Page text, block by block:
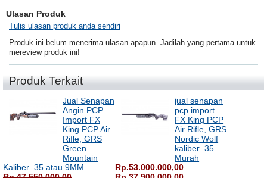
Ulasan Produk
Tulis ulasan produk anda sendiri
Produk ini belum menerima ulasan apapun. Jadilah yang pertama untuk
mereview produk ini!
Produk Terkait
Jual Senapan
Angin PCP
Import FX
King PCP Air
Rifle, GRS
Green
Mountain
Kaliber .35 atau 9MM
jual senapan
pcp import
FX King PCP
Air Rifle, GRS
Nordic Wolf
kaliber .35
Murah
Rp.53.000.000,00